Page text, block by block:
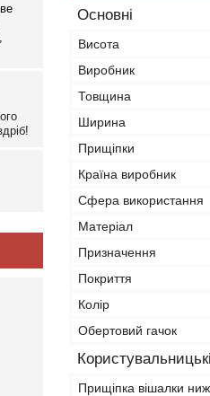
Основні
Висота
Виробник
Товщина
Ширина
Прищіпки
Країна виробник
Сфера використання
Матеріал
Призначення
Покриття
Колір
Обертовий гачок
Прищіпка вішалки